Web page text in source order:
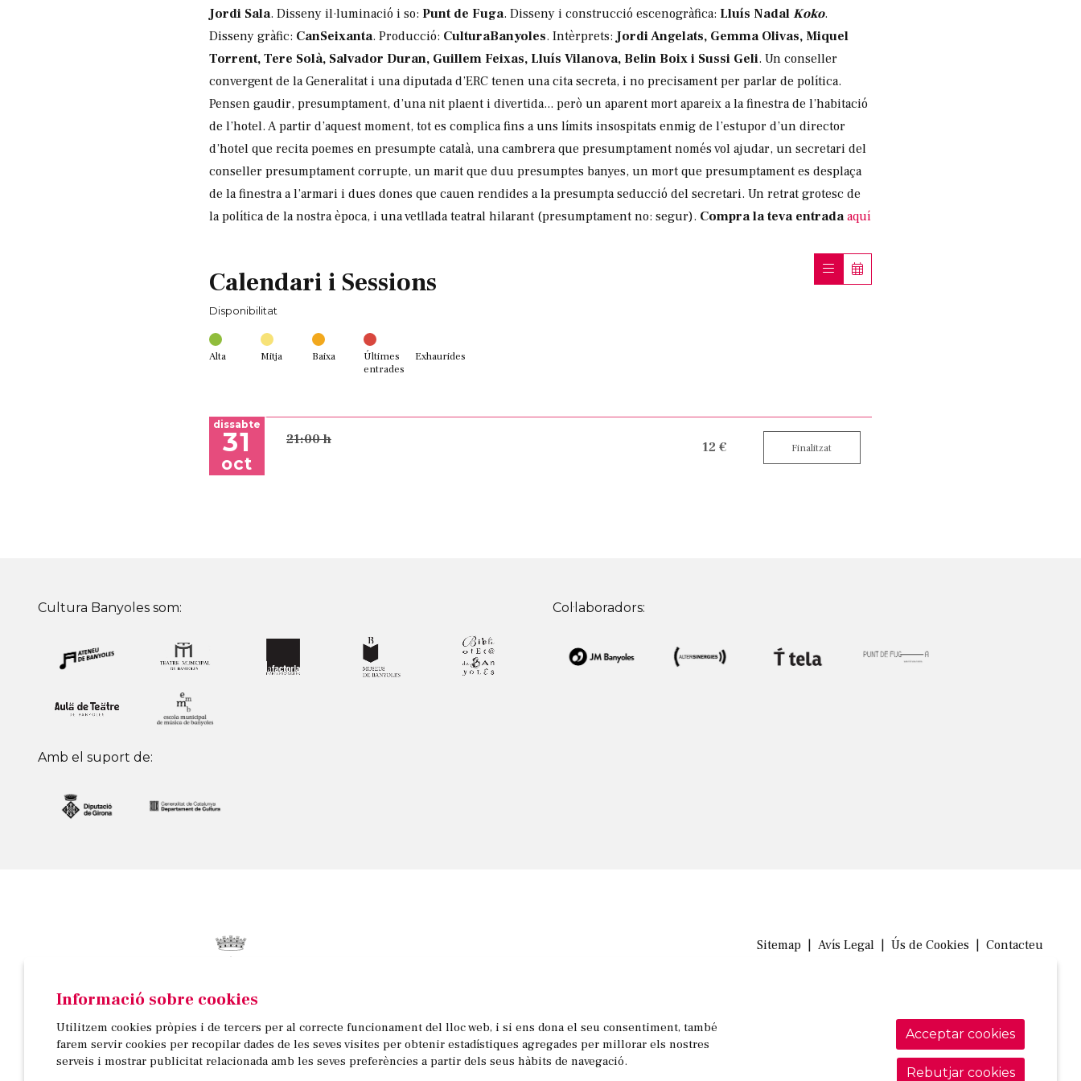
Jordi Sala. Disseny il·luminació i so: Punt de Fuga. Disseny i construcció escenogràfica: Lluís NadalKoko.
Disseny gràfic: CanSeixanta. Producció: CulturaBanyoles. Intèrprets:Jordi Angelats, Gemma Olivas, Miquel
Torrent, Tere Solà, Salvador Duran, Guillem Feixas, Lluís Vilanova, Belin Boix i Sussi Geli. Un conseller
convergent de la Generalitat i una diputada d’ERC tenen una cita secreta, i no precisament per parlar de política.
Pensen gaudir, presumptament, d’una nit plaent i divertida... però un aparent mort apareix a la finestra de l’habitació
de l’hotel. A partir d’aquest moment, tot es complica fins a uns límits insospitats enmig de l’estupor d’un director
d’hotel que recita poemes en presumpte català, una cambrera que presumptament només vol ajudar, un secretari del
conseller presumptament corrupte, un marit que duu presumptes banyes, un mort que presumptament es desplaça
de la finestra a l’armari i dues dones que cauen rendides a la presumpta seducció del secretari. Un retrat grotesc de
la política de la nostra època, i una vetllada teatral hilarant (presumptament no: segur). Compra la teva entrada aquí
Calendari i Sessions
Disponibilitat
Alta Mitja Baixa
Últimes
entrades
Exhaurides
dissabte
31
oct
21:00 h 12 € Finalitzat
Cultura Banyoles som:
Amb el suport de:
Col·laboradors:
Passeig de la Indústria, 25, 3a planta | 17820 Banyoles
972 58 18 48 | 972 57 00 50
Sitemap Avís Legal Ús de Cookies Contacteu
Informació sobre cookies
Utilitzem cookies pròpies i de tercers per al correcte funcionament del lloc web, i si ens dona el seu consentiment, també
farem servir cookies per recopilar dades de les seves visites per obtenir estadístiques agregades per millorar els nostres
serveis i mostrar publicitat relacionada amb les seves preferències a partir dels seus hàbits de navegació.
Acceptar cookies
Rebutjar cookies